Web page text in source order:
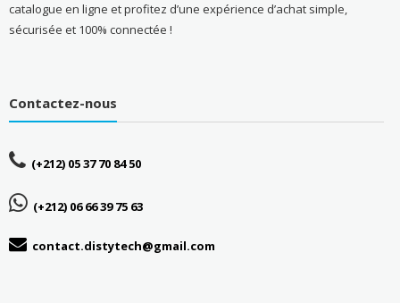
catalogue en ligne et profitez d’une expérience d’achat simple,
sécurisée et 100% connectée !
Contactez-nous
(+212) 05 37 70 84 50
(+212) 06 66 39 75 63
contact.distytech@gmail.com